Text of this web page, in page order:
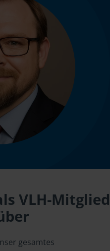
VLH-Mitglied
gesamtes